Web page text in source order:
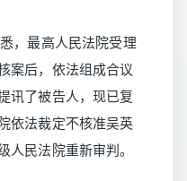
，最高人民法院受理
案后，依法组成合议
讯了被告人，现已复
依法裁定不核准吴英
人民法院重新审判。